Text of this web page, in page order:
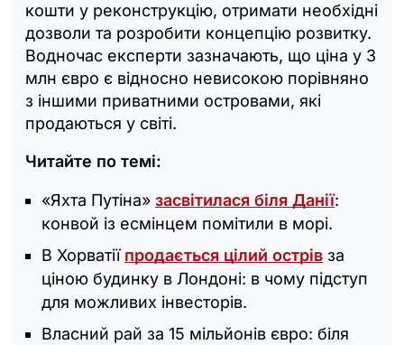
кошти у реконструкцію, отримати необхідні
дозволи та розробити концепцію розвитку.
Водночас експерти зазначають, що ціна у 3
млн євро є відносно невисокою порівняно
з іншими приватними островами, які
продаються у світі.
Читайте по темі:
«Яхта Путіна» засвітилася біля Данії:
конвой із есмінцем помітили в морі.
В Хорватії продається цілий острів за
ціною будинку в Лондоні: в чому підступ
для можливих інвесторів.
Власний рай за 15 мільйонів євро: біля